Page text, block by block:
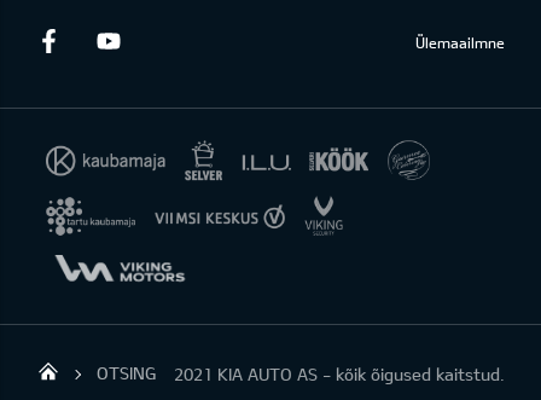
Facebook Ülemaailmne
KIA AUTO AS
OTSING 2021 KIA AUTO AS - kõik õigused kaitstud.